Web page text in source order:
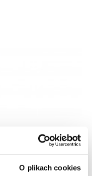
O plikach cookies